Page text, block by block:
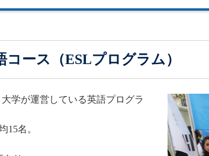
コース（ESLプログラム）
学が運営している英語プログラ
15名。